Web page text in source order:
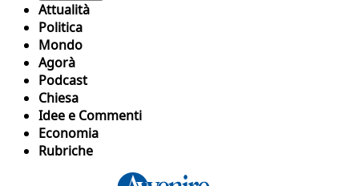
Attualità
Politica
Mondo
Agorà
Podcast
Chiesa
Idee e Commenti
Economia
Rubriche